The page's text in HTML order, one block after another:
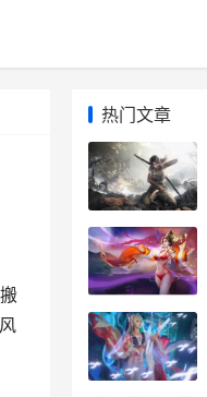
热门文章